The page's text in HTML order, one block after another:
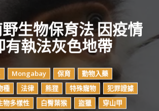
生物保育法 因疫情
有執法灰色地帶
Mongabay 保育
動物入藥
種 法律 熊狸 特殊寵物
犯罪證據
物多樣性 白臀葉猴 盜獵
穿山甲